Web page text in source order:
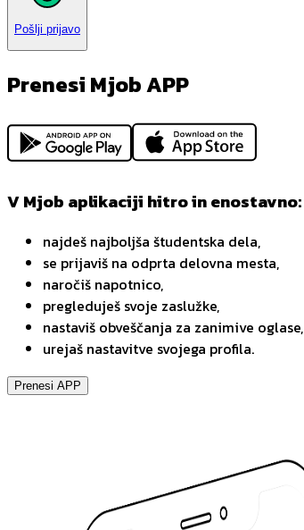
Pošlji prijavo
Prenesi Mjob APP
V Mjob aplikaciji hitro in enostavno:
najdeš najboljša študentska dela,
se prijaviš na odprta delovna mesta,
naročiš napotnico,
pregleduješ svoje zaslužke,
nastaviš obveščanja za zanimive oglase,
urejaš nastavitve svojega profila.
Prenesi APP